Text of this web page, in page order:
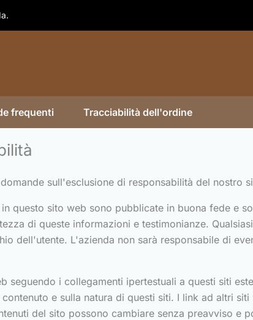
frequenti Tracciabilità dell'ordine
sull'esclusione di responsabilità del nostro
questo sito web sono pubblicate in buona fede e
di queste informazioni e testimonianze.
dell'utente. L'azienda non sarà responsabile di
seguendo i collegamenti ipertestuali a questi siti
e sulla natura di questi siti. I link ad altri
del sito possono cambiare senza preavviso e